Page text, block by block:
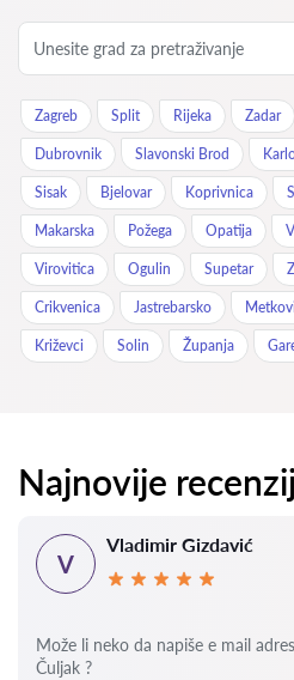
Zagreb Split Rijeka Zadar
Dubrovnik Slavonski Brod
Sisak Bjelovar Koprivnica
Makarska Požega Opatija
Virovitica Ogulin Supetar
Crikvenica Jastrebarsko
Križevci Solin Županja
Najnovije
V
Vladimir Gizdavić
Može li neko da napiše e mail
Čuljak ?